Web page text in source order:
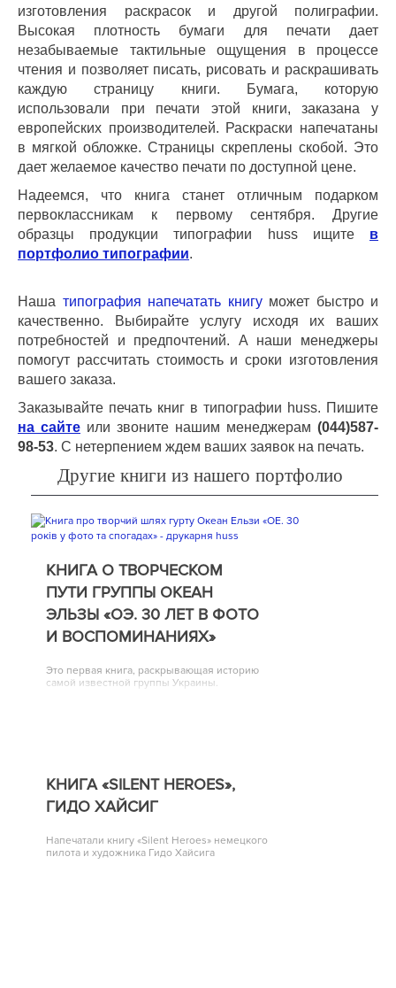
изготовления раскрасок и другой полиграфии.
Высокая плотность бумаги для печати дает
незабываемые тактильные ощущения в процессе
чтения и позволяет писать, рисовать и раскрашивать
каждую страницу книги. Бумага, которую
использовали при печати этой книги, заказана у
европейских производителей. Раскраски напечатаны
в мягкой обложке. Страницы скреплены скобой. Это
дает желаемое качество печати по доступной цене.
Надеемся, что книга станет отличным подарком
первоклассникам к первому сентября. Другие
образцы продукции типографии
hussищите в
портфолио типографии.
Наша типография напечатать книгуможет быстро и
качественно. Выбирайте услугу исходя их ваших
потребностей и предпочтений. А наши менеджеры
помогут рассчитать стоимость и сроки изготовления
вашего заказа.
Заказывайте печать книг в типографии huss. Пишите
на сайте или звоните нашим менеджерам (044)587-
98-53. С нетерпением ждем ваших заявок на печать.
Другие книги из нашего портфолио
КНИГА О ТВОРЧЕСКОМ
ПУТИ ГРУППЫ ОКЕАН
ЭЛЬЗЫ «ОЭ. 30 ЛЕТ В ФОТО
И ВОСПОМИНАНИЯХ»
Это первая книга, раскрывающая историю
самой известной группы Украины.
КНИГА «SILENT HEROES»,
ГИДО ХАЙСИГ
Напечатали книгу «Silent Heroes» немецкого
пилота и художника Гидо Хайсига